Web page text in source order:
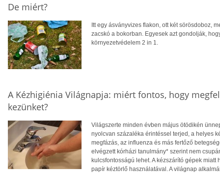
De miért?
Itt egy ásványvizes flakon, ott két sörösdoboz,
zacskó a bokorban. Egyesek azt gondolják,
környezetvédelem 2 in 1.
A Kézhigiénia Világnapja: miért fontos, hogy
kezünket?
Világszerte minden évben május ötödikén
nyolcvan százaléka érintéssel terjed, a helyes
megfázás, az influenza és más fertőző
elvégzett kórházi tanulmány* szerint nem
kulcsfontosságú lehet. A kézszárító gépek
papír kéztörlő használatával. A világnap